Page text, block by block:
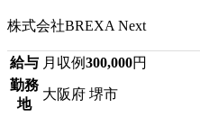
株式会社BREXA Next
給与 月収例300,000円
勤務
地
大阪府 堺市